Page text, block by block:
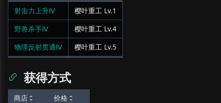
射击力上升Ⅳ
樱叶重工 Lv.1
野兽杀手Ⅳ
樱叶重工 Lv.4
物理反射贯通Ⅳ
樱叶重工 Lv.5
获得方式
商店
价格